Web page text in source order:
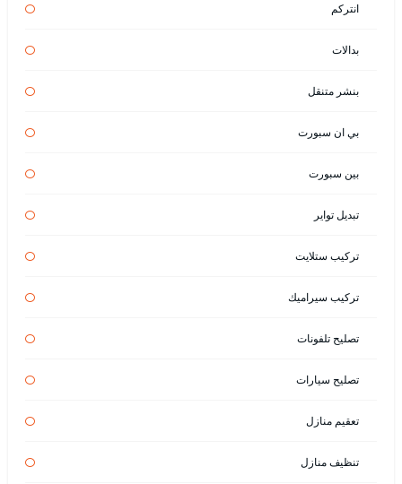
انتركم
بدالات
بنشر متنقل
بي ان سبورت
بين سبورت
تبديل تواير
تركيب ستلايت
تركيب سيراميك
تصليح تلفونات
تصليح سيارات
تعقيم منازل
تنظيف منازل